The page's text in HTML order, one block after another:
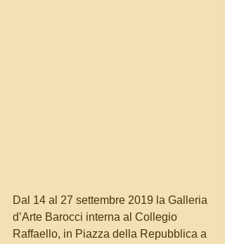
Dal 14 al 27 settembre 2019 la Galleria
d’Arte Barocci interna al Collegio
Raffaello, in Piazza della Repubblica a